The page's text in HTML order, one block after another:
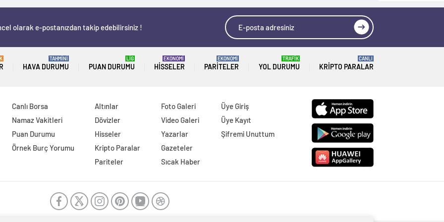
olarak e-postanızdan takip edebilirsiniz !
HAVA DURUMU
TAHMİNİ
PUAN DURUMU
LİG
HISSELER
EKONOMİ
PARITELER
EKONOMİ
YOL DURUMU
TRAFİK
KRIPTO PARALAR
CANLI
Canlı Borsa
Namaz Vakitleri
Puan Durumu
Örnek Burç Yorumu
Altınlar
Dövizler
Hisseler
Kripto Paralar
Pariteler
Foto Galeri
Video Galeri
Yazarlar
Gazeteler
Sıcak Haber
Üye Giriş
Üye Kayıt
Şifremi Unuttum